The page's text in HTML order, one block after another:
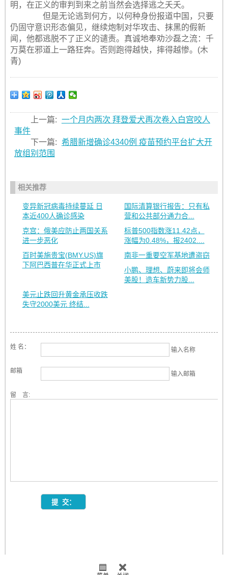
明，在正义的审判到来之前当然会选择逃之夭夭。
但是无论逃到何方，以何种身份报道中国，只要
仍固守意识形态偏见，继续炮制对华攻击、抹黑的假新
闻，他都逃脱不了正义的谴责。真诚地奉劝沙磊之流：千
万莫在邪道上一路狂奔。否则跑得越快，摔得越惨。(木
青)
上一篇: 一个月内两次 拜登爱犬再次卷入白宫咬人
事件
下一篇: 希腊新增确诊4340例 疫苗预约平台扩大开
放组别范围
相关推荐
变异新冠病毒持续蔓延 日
本近400人确诊感染
国际清算银行报告：只有私
营和公共部分通力合...
克宫：俄美应防止两国关系
进一步恶化
标普500指数涨11.42点，
涨幅为0.48%，报2402....
百时美施贵宝(BMY.US)旗
下阿巴西普在华正式上市
南非一重要空军基地遭盗窃
小鹏、理想、蔚来即将会师
美股！造车新势力股...
美元止跌回升黄金承压收跌
失守2000美元 终结...
姓 名： 输入名称
邮箱 输入邮箱
留 言: